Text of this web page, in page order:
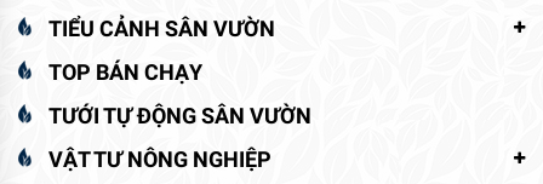
TIỂU CẢNH SÂN VƯỜN
TOP BÁN CHẠY
TƯỚI TỰ ĐỘNG SÂN VƯỜN
VẬT TƯ NÔNG NGHIỆP